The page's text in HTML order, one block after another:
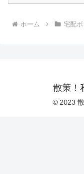
ホーム 宅配ボ
散策！
© 2023